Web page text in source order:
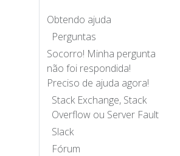
Obtendo ajuda
Perguntas
Socorro! Minha pergunta
não foi respondida!
Preciso de ajuda agora!
Stack Exchange, Stack
Overflow ou Server Fault
Slack
Fórum